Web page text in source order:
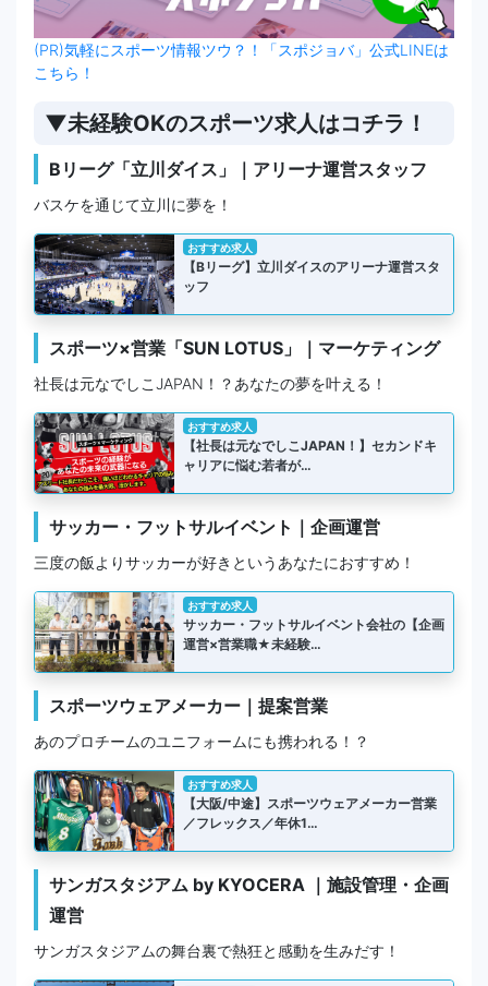
(PR)気軽にスポーツ情報ツウ？！「スポジョバ」公式LINEは
こちら！
▼未経験OKのスポーツ求人はコチラ！
Bリーグ「立川ダイス」｜アリーナ運営スタッフ
バスケを通じて立川に夢を！
おすすめ求人
【Bリーグ】立川ダイスのアリーナ運営スタ
ッフ
スポーツ×営業「SUN LOTUS」｜マーケティング
社長は元なでしこJAPAN！？あなたの夢を叶える！
おすすめ求人
【社長は元なでしこJAPAN！】セカンドキ
ャリアに悩む若者が…
サッカー・フットサルイベント｜企画運営
三度の飯よりサッカーが好きというあなたにおすすめ！
おすすめ求人
サッカー・フットサルイベント会社の【企画
運営×営業職★未経験…
スポーツウェアメーカー｜提案営業
あのプロチームのユニフォームにも携われる！？
おすすめ求人
【大阪/中途】スポーツウェアメーカー営業
／フレックス／年休1…
サンガスタジアム by KYOCERA ｜施設管理・企画
運営
サンガスタジアムの舞台裏で熱狂と感動を生みだす！